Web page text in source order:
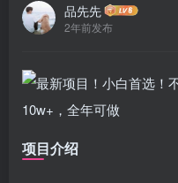
品先先
2年前发布
项目介绍